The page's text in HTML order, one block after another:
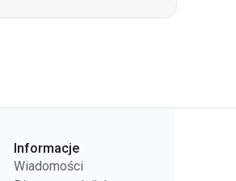
Informacje
Wiadomości